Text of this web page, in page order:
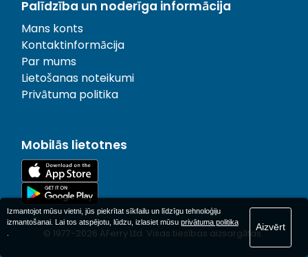
Palīdzība un noderīga informācija
Mans konts
Kontaktinformācija
Par mums
Lietošanas noteikumi
Privātuma politika
Mobilās lietotnes
© 1977-2026 AFerry Ltd. Visas tiesības aizsargātas..
Izmantojot mūsu vietni, jūs piekrītat sīkfailu un līdzīgu tehnoloģiju
izmantošanai. Lai tos atspējotu, lūdzu, izlasiet mūsu privātuma politika
Aizvērt